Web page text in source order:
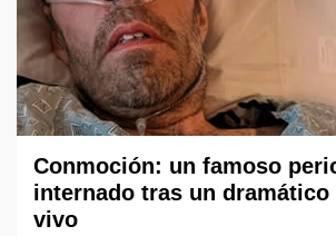
Conmoción: un famoso
internado tras un dramático
vivo